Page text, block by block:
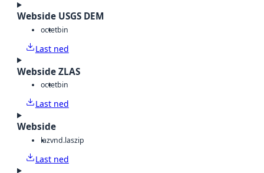
Webside USGS DEM
octetbin
Last ned
Webside ZLAS
octetbin
Last ned
Webside
lazvnd.laszip
Last ned